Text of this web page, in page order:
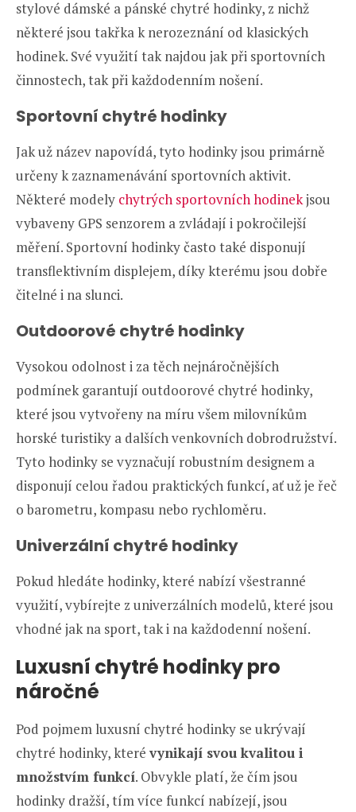
stylové dámské a pánské chytré hodinky, z nichž
některé jsou takřka k nerozeznání od klasických
hodinek. Své využití tak najdou jak při sportovních
činnostech, tak při každodenním nošení.
Sportovní chytré hodinky
Jak už název napovídá, tyto hodinky jsou primárně
určeny k zaznamenávání sportovních aktivit.
Některé modely chytrých sportovních hodinekjsou
vybaveny GPS senzorem a zvládají i pokročilejší
měření. Sportovní hodinky často také disponují
transflektivním displejem, díky kterému jsou dobře
čitelné i na slunci.
Outdoorové chytré hodinky
Vysokou odolnost i za těch nejnáročnějších
podmínek garantují outdoorové chytré hodinky,
které jsou vytvořeny na míru všem milovníkům
horské turistiky a dalších venkovních dobrodružství.
Tyto hodinky se vyznačují robustním designem a
disponují celou řadou praktických funkcí, ať už je řeč
o barometru, kompasu nebo rychloměru.
Univerzální chytré hodinky
Pokud hledáte hodinky, které nabízí všestranné
využití, vybírejte z univerzálních modelů, které jsou
vhodné jak na sport, tak i na každodenní nošení.
Luxusní chytré hodinky pro
náročné
Pod pojmem luxusní chytré hodinky se ukrývají
chytré hodinky, které vynikají svou kvalitou i
množstvím funkcí. Obvykle platí, že čím jsou
hodinky dražší, tím více funkcí nabízejí, jsou